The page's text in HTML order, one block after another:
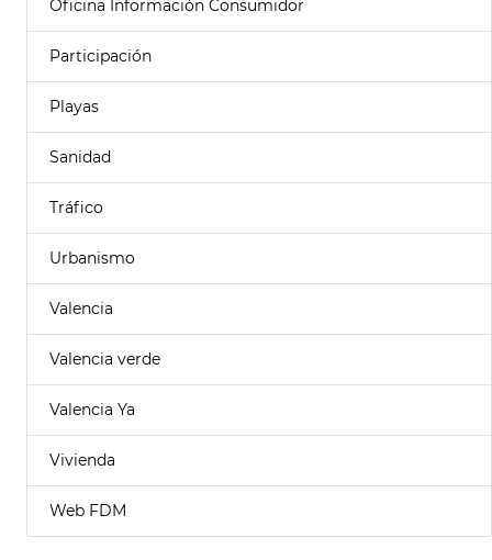
Oficina Información Consumidor
Participación
Playas
Sanidad
Tráfico
Urbanismo
Valencia
Valencia verde
Valencia Ya
Vivienda
Web FDM